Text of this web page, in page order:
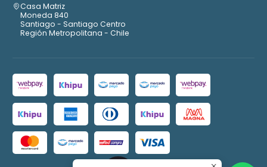
Casa Matriz
Moneda 840
Santiago - Santiago Centro
Región Metropolitana - Chile